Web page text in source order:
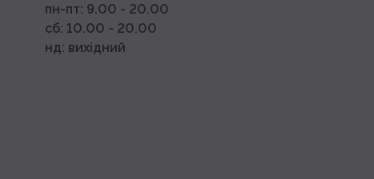
пн-пт: 9.00 - 20.00
сб: 10.00 - 20.00
нд: вихідний